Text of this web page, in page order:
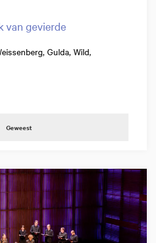
van gevierde
Gulda, Wild,
Geweest